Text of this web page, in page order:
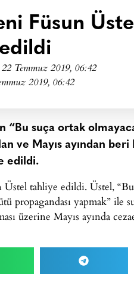
Füsun
22 Temmuz 2019, 06:42
2019, 06:42
“Bu suça ortak
ve Mayıs ayından beri
edildi.
Üstel tahliye edildi. Üstel,
propagandası yapmak” ile
üzerine Mayıs ayında